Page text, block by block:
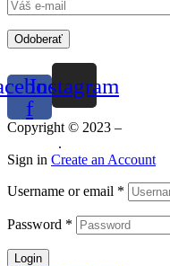
Odoberať
f
Instagram
Copyright © 2023 –
.
Sign in Create an Account
Username or email *
Password *
Login